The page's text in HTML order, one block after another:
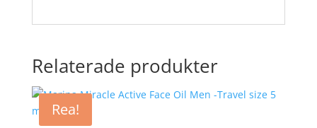
Relaterade produkter
Rea!